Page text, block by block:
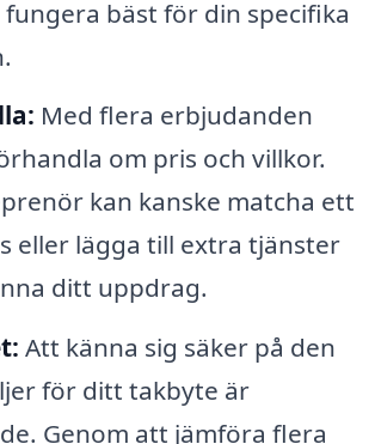
fungera bäst för din specifika
Med flera erbjudanden
om pris och villkor.
kan kanske matcha ett
eller lägga till extra tjänster
ditt uppdrag.
Att känna sig säker på den
för ditt takbyte är
Genom att jämföra flera